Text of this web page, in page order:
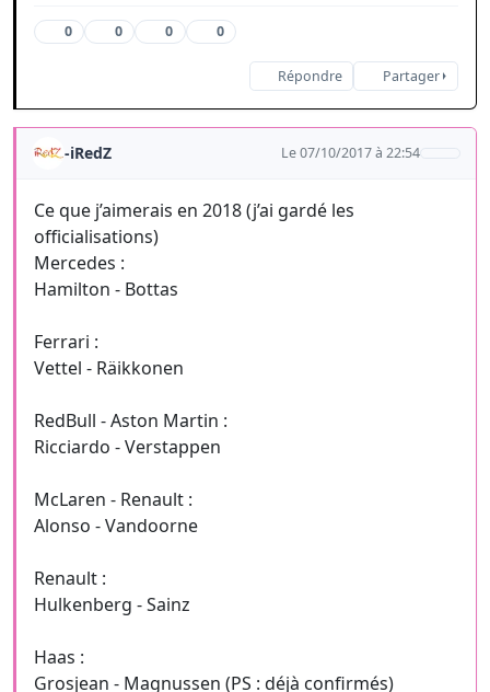
0 0 0 0
Répondre Partager
-iRedZ Le 07/10/2017 à 22:54
Ce que j’aimerais en 2018 (j’ai gardé les
officialisations)
Mercedes :
Hamilton - Bottas
Ferrari :
Vettel - Räikkonen
RedBull - Aston Martin :
Ricciardo - Verstappen
McLaren - Renault :
Alonso - Vandoorne
Renault :
Hulkenberg - Sainz
Haas :
Grosjean - Magnussen (PS : déjà confirmés)